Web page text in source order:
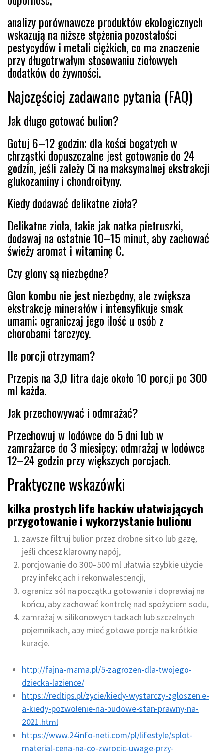
analizy porównawcze produktów ekologicznych
wskazują na niższe stężenia pozostałości
pestycydów i metali ciężkich, co ma znaczenie
przy długotrwałym stosowaniu ziołowych
dodatków do żywności.
Najczęściej zadawane pytania (FAQ)
Jak długo gotować bulion?
Gotuj 6–12 godzin; dla kości bogatych w
chrząstki dopuszczalne jest gotowanie do 24
godzin, jeśli zależy Ci na maksymalnej ekstrakcji
glukozaminy i chondroityny.
Kiedy dodawać delikatne zioła?
Delikatne zioła, takie jak natka pietruszki,
dodawaj na ostatnie 10–15 minut, aby zachować
świeży aromat i witaminę C.
Czy glony są niezbędne?
Glon kombu nie jest niezbędny, ale zwiększa
ekstrakcję minerałów i intensyfikuje smak
umami; ograniczaj jego ilość u osób z
chorobami tarczycy.
Ile porcji otrzymam?
Przepis na 3,0 litra daje około 10 porcji po 300
ml każda.
Jak przechowywać i odmrażać?
Przechowuj w lodówce do 5 dni lub w
zamrażarce do 3 miesięcy; odmrażaj w lodówce
12–24 godzin przy większych porcjach.
Praktyczne wskazówki
kilka prostych life hacków ułatwiających
przygotowanie i wykorzystanie bulionu
zawsze filtruj bulion przez drobne sitko lub gazę,
jeśli chcesz klarowny napój,
porcjowanie do 300–500 ml ułatwia szybkie użycie
przy infekcjach i rekonwalescencji,
ogranicz sól na początku gotowania i doprawiaj na
końcu, aby zachować kontrolę nad spożyciem sodu,
zamrażaj w silikonowych tackach lub szczelnych
pojemnikach, aby mieć gotowe porcje na krótkie
kuracje.
http://fajna-mama.pl/5-zagrozen-dla-twojego-
dziecka-lazience/
https://redtips.pl/zycie/kiedy-wystarczy-zgloszenie-
a-kiedy-pozwolenie-na-budowe-stan-prawny-na-
2021.html
https://www.24info-neti.com/pl/lifestyle/splot-
material-cena-na-co-zwrocic-uwage-przy-